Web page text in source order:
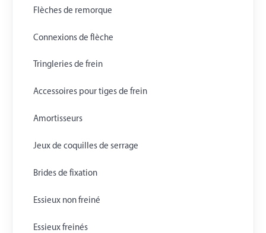
Flèches de remorque
Connexions de flèche
Tringleries de frein
Accessoires pour tiges de frein
Amortisseurs
Jeux de coquilles de serrage
Brides de fixation
Essieux non freiné
Essieux freinés